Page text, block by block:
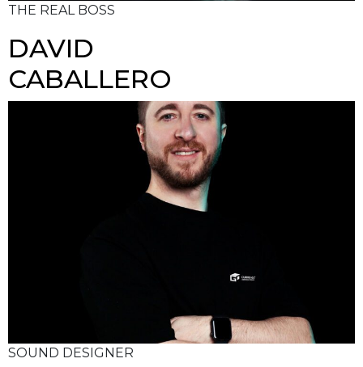
THE REAL BOSS
DAVID
CABALLERO
SOUND DESIGNER